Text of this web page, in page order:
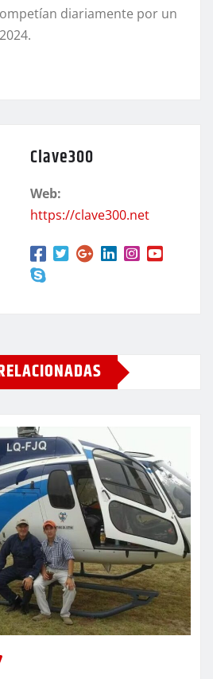
diariamente por un
Clave300
Web:
https://clave300.net